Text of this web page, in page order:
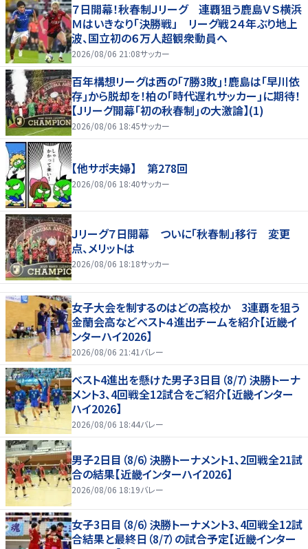
７日開幕！秋春制Ｊリーグ 連覇狙う鹿島ＶＳ横浜
Ｍはいきなり「決勝戦」 リーグ戦２４年ぶり地上
波、国立初の６万人超観衆動員へ
2026/08/06 21:08サッカー
百年構想リーグは西の｢7勝3敗｣！鹿島は｢早川依
存｣から脱却を！柏の｢時代遅れサッカー｣に期待！
【Jリーグ開幕｢初の秋春制｣の大激論】(1)
2026/08/06 18:45サッカー
【他サポ夫婦】 第278回
2026/08/06 18:40サッカー
Ｊリーグ７日開幕 ついに「秋春制」移行 変更
点、メリットは
2026/08/06 18:18サッカー
女子大会を制するのはどの高校か 3連覇を狙う
金蘭会高などベスト４進出チームを紹介【近畿イ
ンターハイ2026】
2026/08/06 21:41 バレー
ベスト4進出を懸けた男子3日目（8/7）決勝トーナ
メント3、4回戦全12試合をご紹介【近畿インター
ハイ2026】
2026/08/06 18:44バレー
男子2日目（8/6）決勝トーナメント1、2回戦全21試
合の結果【近畿インターハイ2026】
2026/08/06 18:19バレー
女子3日目（8/6）決勝トーナメント3、4回戦全12試
合結果と最終日（8/7）の試合予定【近畿インター